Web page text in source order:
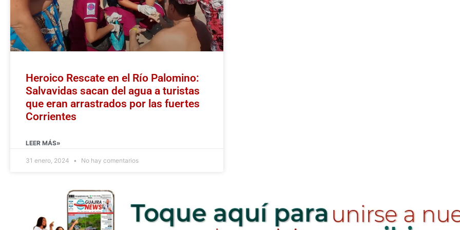
Heroico Rescate en el Río Palomino:
Salvavidas sacan del agua a turistas
que eran arrastrados por las fuertes
Corrientes
LEER MÁS»
31 enero, 2024 No hay comentarios